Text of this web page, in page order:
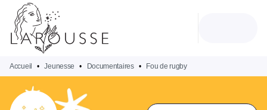
MENU
PIED DE PAGE
Accueil • Jeunesse • Documentaires • Fou de rugby